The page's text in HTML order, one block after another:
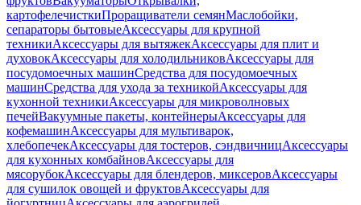
картофелечисткиПроращиватели семянМаслобойки,
сепараторы бытовыеАксессуары для крупной
техникиАксессуары для вытяжекАксессуары для плит и
духовокАксессуары для холодильниковАксессуары для
посудомоечных машинСредства для посудомоечных
машинСредства для ухода за техникойАксессуары для
кухонной техникиАксессуары для микроволновых
печейВакуумные пакеты, контейнерыАксессуары для
кофемашинАксессуары для мультиварок,
хлебопечекАксессуары для тостеров, сэндвичницАксессуары
для кухонных комбайновАксессуары для
мясорубокАксессуары для блендеров, миксеровАксессуары
для сушилок овощей и фруктовАксессуары для